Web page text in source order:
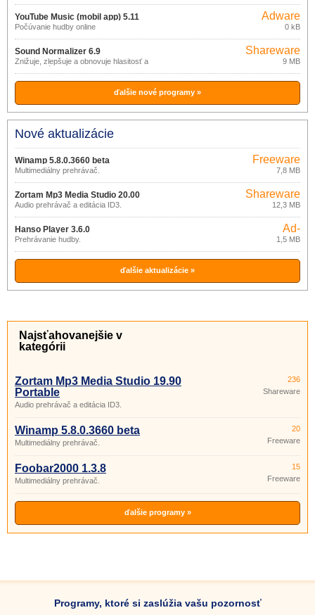
YouTube Music (mobil app) 5.11
Počúvanie hudby online
Adware
0 kB
Sound Normalizer 6.9
Znižuje, zlepšuje a obnovuje hlasitosť a
veľkosť súborov.
Shareware
9 MB
ďalšie nové programy »
Nové aktualizácie
Winamp 5.8.0.3660 beta
Multimediálny prehrávač.
Freeware
7,8 MB
Zortam Mp3 Media Studio 20.00
Audio prehrávač a editácia ID3.
Shareware
12,3 MB
Hanso Player 3.6.0
Prehrávanie hudby.
Ad-
supported
1,5 MB
ďalšie aktualizácie »
Najsťahovanejšie v
kategórii
Zortam Mp3 Media Studio 19.90
Portable
Audio prehrávač a editácia ID3.
236
Shareware
Winamp 5.8.0.3660 beta
Multimediálny prehrávač.
20
Freeware
Foobar2000 1.3.8
Multimediálny prehrávač.
15
Freeware
ďalšie programy »
Programy, ktoré si zaslúžia vašu pozornosť